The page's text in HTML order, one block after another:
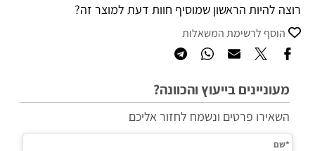
רוצה להיות הראשון שמוסיף חוות דעת למוצר זה?
הוסף לרשימת המשאלות
מעוניינים בייעוץ והכוונה?
השאירו פרטים ונשמח לחזור אליכם